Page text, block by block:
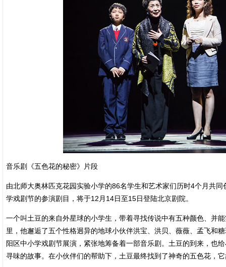
音乐剧《五色花的秘密》片段
由北师大奥林匹克花园实验小学的86名学生和艺术家们历时4个月共
学戏剧节的参演剧目，将于12月14日至15日登陆北京剧院。
一个叫土豆的来自外星球的小学生，带着寻找传说中有五种颜色、并
里，他邂逅了五个性格迥异的地球小伙伴洪宝、洪贝、薇薇、孟飞和
阳区中小学戏剧节展演，紧张地筹备着一部音乐剧。土豆的到来，也
寻味的故事。在小伙伴们的帮助下，土豆最终找到了神奇的五色花，